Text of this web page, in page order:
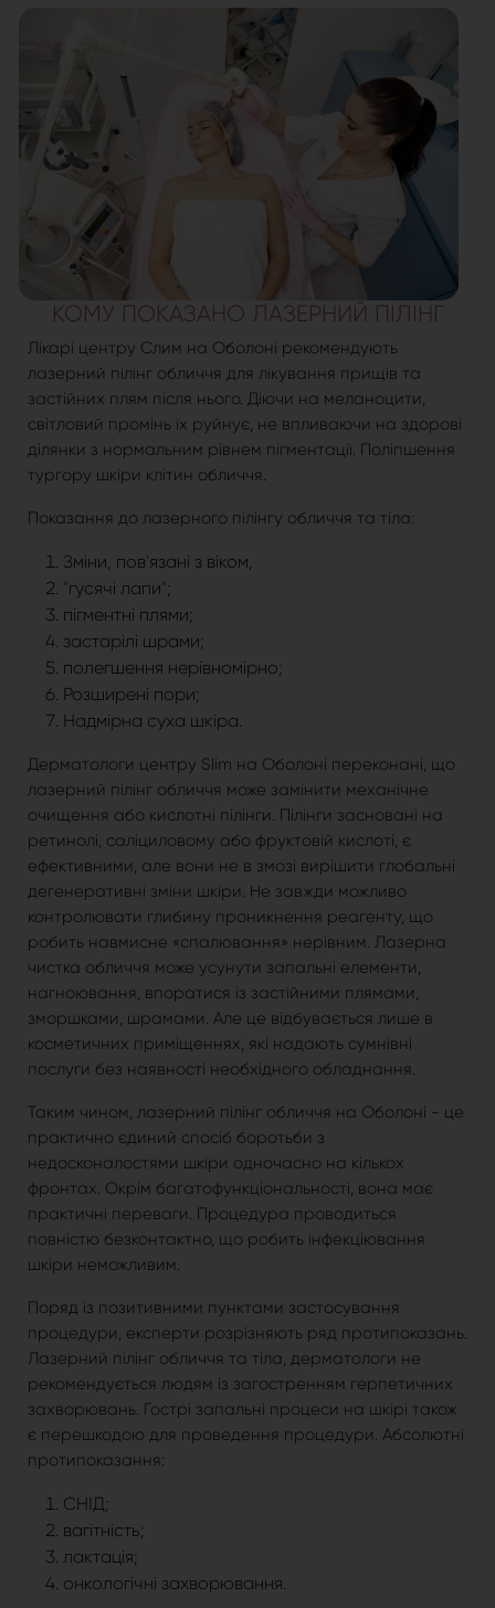
КОМУ ПОКАЗАНО ЛАЗЕРНИЙ ПІЛІНГ
Лікарі центру Слим на Оболоні рекомендують
лазерний пілінг обличчя для лікування прищів та
застійних плям після нього. Діючи на меланоцити,
світловий промінь їх руйнує, не впливаючи на здорові
ділянки з нормальним рівнем пігментації. Поліпшення
тургору шкіри клітин обличчя.
Показання до лазерного пілінгу обличчя та тіла:
Зміни, пов'язані з віком,
"гусячі лапи";
пігментні плями;
застарілі шрами;
полегшення нерівномірно;
Розширені пори;
Надмірна суха шкіра.
Дерматологи центру Slim на Оболоні переконані, що
лазерний пілінг обличчя може замінити механічне
очищення або кислотні пілінги. Пілінги засновані на
ретинолі, саліциловому або фруктовій кислоті, є
ефективними, але вони не в змозі вирішити глобальні
дегенеративні зміни шкіри. Не завжди можливо
контролювати глибину проникнення реагенту, що
робить навмисне «спалювання» нерівним. Лазерна
чистка обличчя може усунути запальні елементи,
нагноювання, впоратися із застійними плямами,
зморшками, шрамами. Але це відбувається лише в
косметичних приміщеннях, які надають сумнівні
послуги без наявності необхідного обладнання.
Таким чином, лазерний пілінг обличчя на Оболоні - це
практично єдиний спосіб боротьби з
недосконалостями шкіри одночасно на кількох
фронтах. Окрім багатофункціональності, вона має
практичні переваги. Процедура проводиться
повністю безконтактно, що робить інфекціювання
шкіри неможливим.
Поряд із позитивними пунктами застосування
процедури, експерти розрізняють ряд протипоказань.
Лазерний пілінг обличчя та тіла, дерматологи не
рекомендується людям із загостренням герпетичних
захворювань. Гострі запальні процеси на шкірі також
є перешкодою для проведення процедури. Абсолютні
протипоказання:
СНІД;
вагітність;
лактація;
онкологічні захворювання.